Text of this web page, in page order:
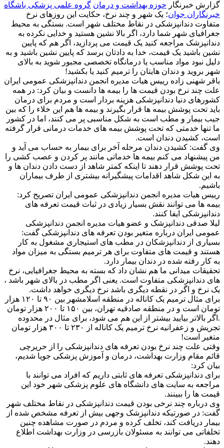
گزارش خبرنگار حوزه بهداشت و درمان گروه علمی پزشكی باشگاه
خبرنگاران جوان؛ یک شهر و چند نرخ، حکایت این روزهای نرخ
متفاوت دندانپزشکی در نقاط مختلف شهر است. بستگی به محیط
جغرافیای شهر شما دارد، اگر بالا نشین هستید و خدایی نکرده به
دندانپزشک مراجعه کنید یک قیمت می پردازید، اگر هم که پایین
نشین باشید یک قیمت، خدا به دادتان برسد که پایین نشین باشید و به
دلیل نبود مواد مناسب یا درمانگاه تخصصی مجبور شوید به بالای
شهر بروید و دندان هایتان را ترمیم کنید یا بکشید!
باقر شهنی زاده رییس هیات مدیره انجمن دندانپزشکی عمومی ایران
علت چند نرخ بودن قیمت ها را بیمه ها دانست و بیان کرد: در همه
کشورهای دنیا دندانپزشکی هزینه بردار است و مردم برای درمان
باید تحت پوشش بیمه ها قرار بگیرند و بیمه ها هم این خلاء را که بین
جیب بیمار و مطب است به شکل مناسبی پر می کنند، اما در کشور
ما تنها خدمتی که تحت پوشش بیمه های خدمات درمانی قرار گرفته
است، کشیدن دندان است.
وی گفت: کشیدن دندان مرحله آخر برای بیمار به حساب می آید و
من پیشنهاد می کنم بیمه ها خدماتی مانند پر کردن و عصب کشی را
تحت پوشش قرار دهند تا اینکه کمتر شاهد از دست دادن دندان ها و
به این شکل شاهد اقدامات پیشگیرانه بیشتری از طرف بیماران
باشیم.
رییس هیات مدیره انجمن دندانپزشکی عمومی ایران تصریح کرد:
بیمه ها می توانند نقش بسیار زیادی در ثبات قیمت تعرفه های
دندانپزشکی ایفا کنند.
لیلا صدقی دندانپزشک و عضو هیات مدیره انجمن دندانپزشکی
عمومی ایران درباره متغیر بودن تعرفه های دندانپزشکی گفت:
بسیاری از دندانپزشکان در مطب های استیجاری مشغول به کار
هستند و قیمت های متفاوت برای هر ترمیم بستگی به میزان مواد
به کار رفته شده در دندان بیمار دارد.
تحقیقات میدانی ما هم نشان داد که بسته به محیط جغرافیایی، نرخ
های دندانپزشکی متفاوت است. یعنی اگر مطب در بالای شهر باشد ،
یک نرخ و اگر در نقطه دیگری باشد نرخ دیگری خواهد داشت.
برای مثال ترمیم یک کاناله در منطقه اسلامشهر بین ۹۰ تا ۱۲۰ هزار
تومان است و در منطقه صادقیه تهران، بین ۱۵۰ تا ۲۰۰ هزار تومان
.اگر بالاتر بیایید بیشتر از این هم می شود، برای مثال در محدوده
تجریش و زعفرانیه نرخ ترمیم یک کاناله از ۲۳۰ تا ۳۰۰ هزار تومان
متغیر است!
وقتی علت چند نرخ بودن تعرفه های دندانپزشکی را از حریرچی
قائم مقام وزارت بهداشت، درمان و آموزش پزشکی جویا شدیم،
بیان کرد:
برای دندانپزشکی تعرفه های ثابتی داریم که افراد می توانند با
مراجعه به سایت های دانشگاه های علوم پزشکی شهر خود این
قیمت ها را ببینند.
وی درباره چند نرخی بودن قیمت دندانپزشکی در نقاط مختلف شهر
گفت: در صورتیکه دندانپزشک وجهی بیش از تعرفه مشخص شده از
بیمار دریافت کند، تخلف کرده و مردم در صورت مشاهده چنین
تخلفاتی می توانند به مسئولان بازرسی در وزارت بهداشت اطلاع
دهند.